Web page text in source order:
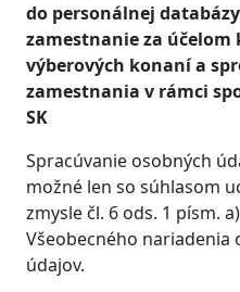
do personálnej
zamestnanie za
výberových konaní a
zamestnania v rámci
SK
Spracúvanie osobných
možné len so súhlasom
zmysle čl. 6 ods. 1 písm.
Všeobecného nariadenia
údajov.